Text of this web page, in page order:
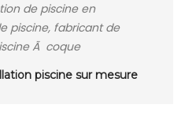
de piscine en
piscine, fabricant de
Ã coque
piscine sur mesure